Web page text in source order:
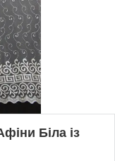
Біла із